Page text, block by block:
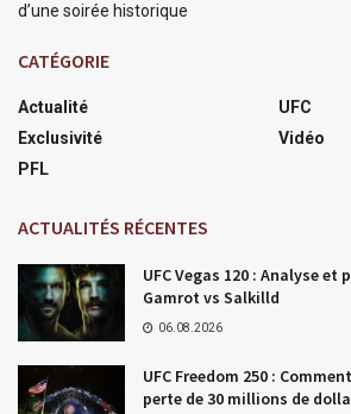
d’une soirée historique
CATÉGORIE
Actualité
Exclusivité
PFL
UFC
Vidéo
ACTUALITÉS RÉCENTES
UFC Vegas 120 : Analyse
Gamrot vs Salkilld
06.08.2026
UFC Freedom 250 :
perte de 30 millions de